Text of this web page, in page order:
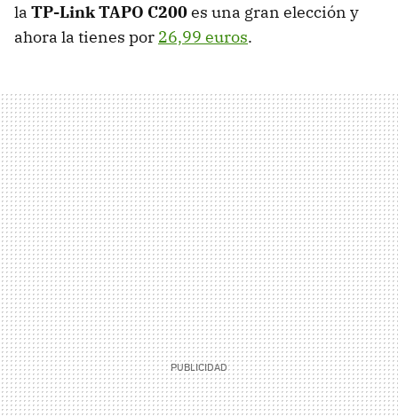
la TP-Link TAPO C200es una gran elección y
ahora la tienes por 26,99 euros.